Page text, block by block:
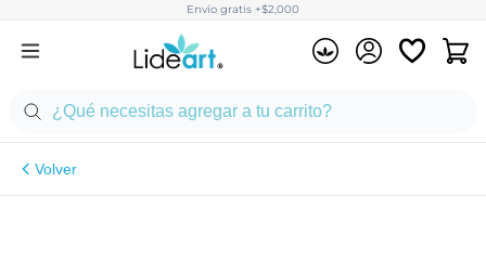
Envío gratis +$2,000
Volver